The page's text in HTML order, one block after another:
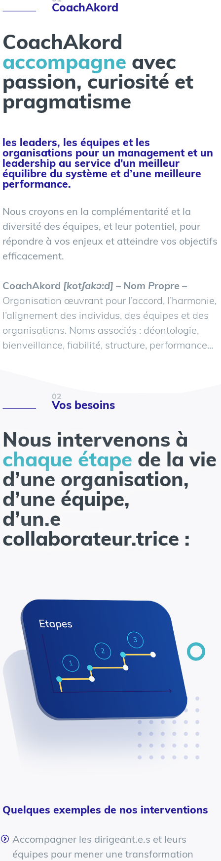
CoachAkord
CoachAkord
accompagne avec
passion, curiosité et
pragmatisme
les leaders, les équipes et les
organisations pour un management et un
leadership au service d'un meilleur
équilibre du système et d’une meilleure
performance.
Nous croyons en la complémentarité et la
diversité des équipes, et leur potentiel, pour
répondre à vos enjeux et atteindre vos objectifs
efficacement.
CoachAkord [kotʃakɔ:d] – Nom Propre –
Organisation œuvrant pour l’accord, l’harmonie,
l’alignement des individus, des équipes et des
organisations. Noms associés : déontologie,
bienveillance, fiabilité, structure, performance...
02
Vos besoins
Nous intervenons à
chaque étape de la vie
d’une organisation,
d’une équipe,
d’un.e
collaborateur.trice :
Quelques exemples de nos interventions
Accompagner les dirigeant.e.s et leurs
équipes pour mener une transformation